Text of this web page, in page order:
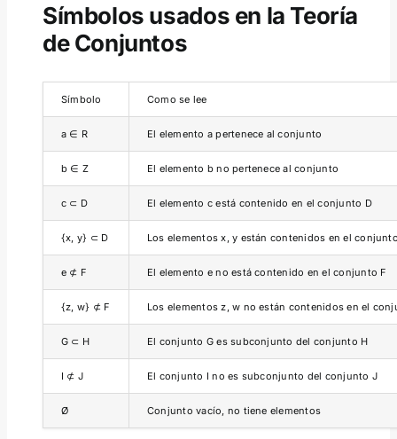
Símbolos usados en la Teoría
de Conjuntos
Símbolo Como se lee
a ∈ R El elemento a pertenece al conjunto
b ∈ Z El elemento b no pertenece al conjunto
c ⊂ D El elemento c está contenido en el conjunto D
{x, y} ⊂ D Los elementos x, y están contenidos en el
e ⊄ F El elemento e no está contenido en el conjunto F
{z, w} ⊄ F Los elementos z, w no están contenidos en el
G ⊂ H El conjunto G es subconjunto del conjunto H
I ⊄ J El conjunto I no es subconjunto del conjunto J
Ø Conjunto vacío, no tiene elementos